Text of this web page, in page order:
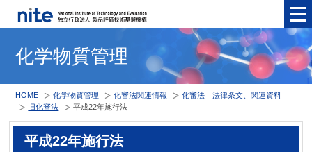
化学物質管理
HOME 化学物質管理 化審法関連情報
化審法 法律条文、関連資料
旧化審法
平成22年施行法
平成22年施行法